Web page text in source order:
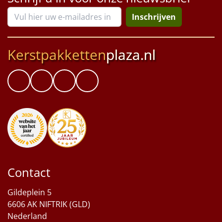
Inschrijven
Kerstpakkettenplaza.nl
Contact
Gildeplein 5
6606 AK NIFTRIK (GLD)
Nederland